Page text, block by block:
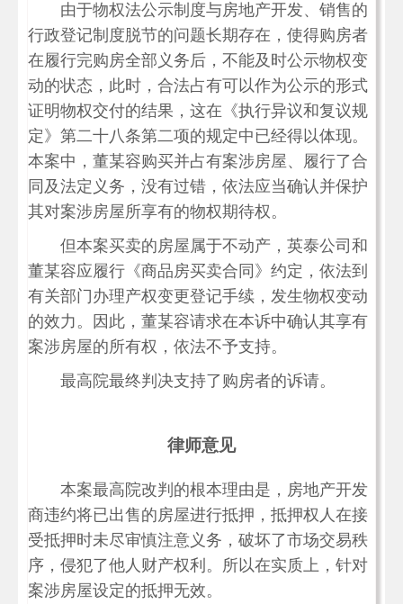
由于物权法公示制度与房地产开发、销售的
行政登记制度脱节的问题长期存在，使得购房者
在履行完购房全部义务后，不能及时公示物权变
动的状态，此时，合法占有可以作为公示的形式
证明物权交付的结果，这在《执行异议和复议规
定》第二十八条第二项的规定中已经得以体现。
本案中，董某容购买并占有案涉房屋、履行了合
同及法定义务，没有过错，依法应当确认并保护
其对案涉房屋所享有的物权期待权。
但本案买卖的房屋属于不动产，英泰公司和
董某容应履行《商品房买卖合同》约定，依法到
有关部门办理产权变更登记手续，发生物权变动
的效力。因此，董某容请求在本诉中确认其享有
案涉房屋的所有权，依法不予支持。
最高院最终判决支持了购房者的诉请。
律师意见
本案最高院改判的根本理由是，房地产开发
商违约将已出售的房屋进行抵押，抵押权人在接
受抵押时未尽审慎注意义务，破坏了市场交易秩
序，侵犯了他人财产权利。所以在实质上，针对
案涉房屋设定的抵押无效。